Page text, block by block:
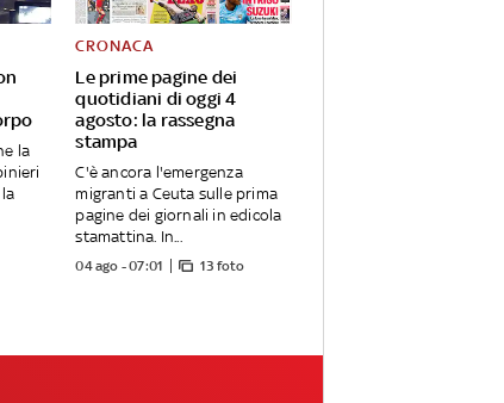
la
Le prime pagine dei
quotidiani di oggi 4
agosto: la rassegna
stampa
CRONACA
C'è ancora l'emergenza
migranti a Ceuta sulle prima
pagine dei giornali in edicola
stamattina. In...
04 ago - 07:01 13 foto